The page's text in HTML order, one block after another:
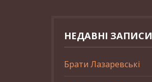
НЕДАВНІ ЗАПИСИ
Брати Лазаревські